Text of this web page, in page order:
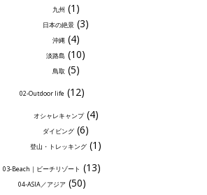
九州 (1)
日本の絶景 (3)
沖縄(4)
淡路島 (10)
鳥取 (5)
02-Outdoor life(12)
オシャレキャンプ(4)
ダイビング (6)
登山・トレッキング (1)
03-Beach｜ビーチリゾート (13)
04-ASIA／アジア(50)